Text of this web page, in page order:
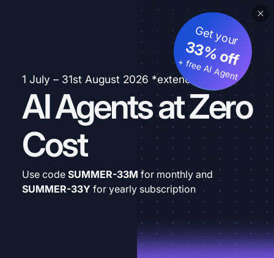
1 July – 31st August 2026 *extended
AI Agents at Zero
Cost
Get your
33% off
+ free AI Agent
Use code SUMMER-33M for monthly and
SUMMER-33Y for yearly subscription